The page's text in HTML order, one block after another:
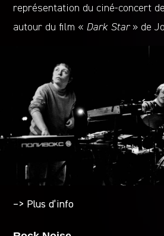
représentation du ciné-concert de
autour du film « Dark Star» de
–> Plus d’info